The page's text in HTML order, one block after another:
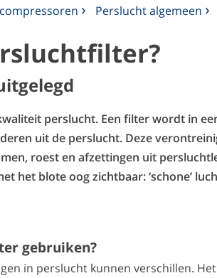
Perslucht algemeen
perslucht. Een filter wordt in
uit de perslucht. Deze
roest en afzettingen uit
het blote oog zichtbaar: ‘schone’
gebruiken?
in perslucht kunnen verschillen.